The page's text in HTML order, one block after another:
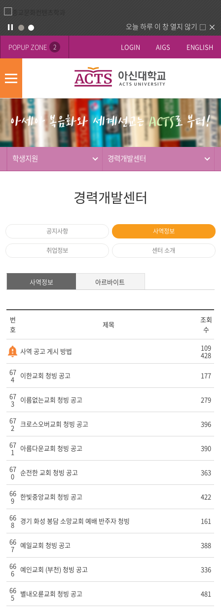
오늘 하루 이 창 열지 않기
POPUP ZONE 2 LOGIN AIGS ENGLISH
모
메
뉴
역
학생지원 경력개발센터
경력개발센터
공지사항 사역정보
취업정보 센터 소개
사역정보 아르바이트
번
호
제목
조회
수
사역 공고 게시 방법 109
428
67
4 이한교회 청빙 공고 177
67
3 이름없는교회 청빙 공고 279
67
2 크로스오버교회 청빙 공고 396
67
1 아름다운교회 청빙 공고 390
67
0 순전한 교회 청빙 공고 363
66
9 한빛중앙교회 청빙 공고 422
66
8 경기 화성 봉담 소망교회 예배 반주자 청빙 161
66
7 예일교회 청빙 공고 388
66
6 예인교회 (부천) 청빙 공고 336
66
5 별내오륜교회 청빙 공고 481